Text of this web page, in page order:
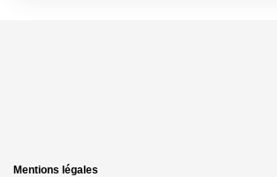
Mentions légales